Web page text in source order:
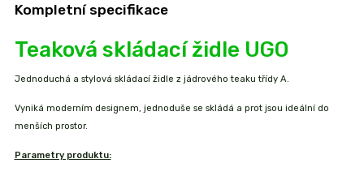
Kompletní specifikace
Teaková skládací židle UGO
Jednoduchá a stylová skládací židle z jádrového teaku třídy A.
Vyniká moderním designem, jednoduše se skládá a prot jsou ideální do
menších prostor.
Parametry produktu: